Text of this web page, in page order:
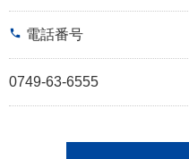
phone 電話番号
0749-63-6555